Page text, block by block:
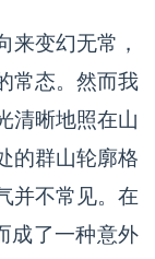
来变幻无常，
常态。然而我
清晰地照在山
的群山轮廓格
并不常见。在
成了一种意外